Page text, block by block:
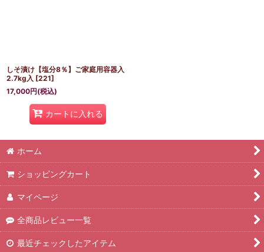
しそ漬け【塩分8％】ご家庭用容器入
2.7kg入 [221]
17,000円(税込)
カートに入れる
ホーム
ショッピングカート
マイページ
全商品レビュー一覧
最近チェックしたアイテム